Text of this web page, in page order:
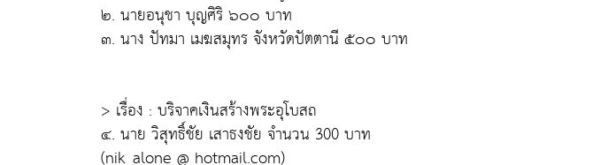
๒. นายอนุชา บุญศิริ ๖๐๐ บาท
๓. นาง ปัทมา เมฆสมุทร จังหวัดปัตตานี ๕๐๐ บาท
> เรื่อง : บริจาคเงินสร้างพระอุโบสถ
๔. นาย วิสุทธิ์ชัย เสาธงชัย จำนวน 300 บาท
(nik_alone @ hotmail.com)